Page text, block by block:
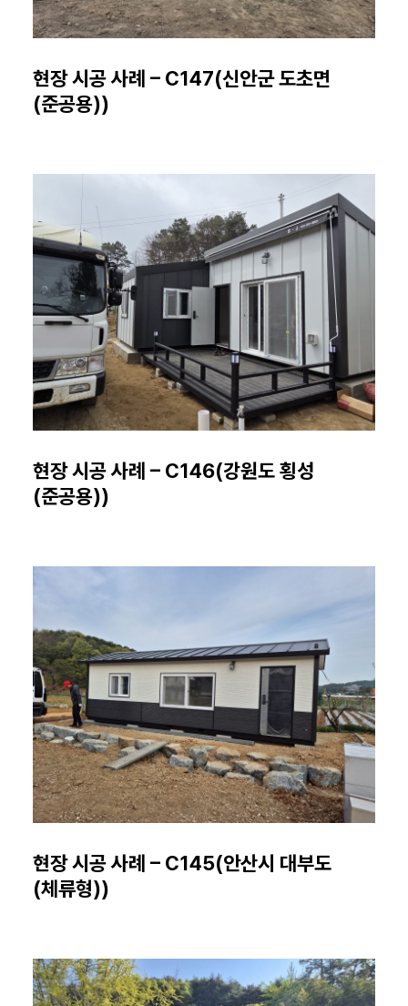
현장 시공 사례 – C147(신안군 도초면
(준공용))
현장 시공 사례 – C146(강원도 횡성
(준공용))
현장 시공 사례 – C145(안산시 대부도
(체류형))